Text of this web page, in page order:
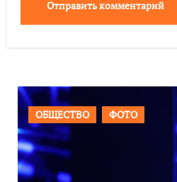
ВАЖНОЕ ОБЩЕСТВО